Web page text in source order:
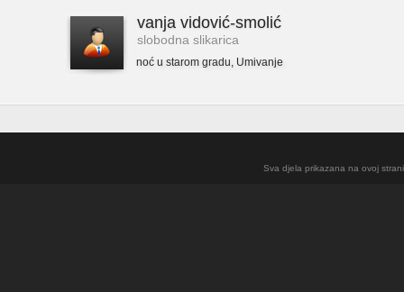
vanja vidović-smolić
slobodna slikarica
noć u starom gradu, Umivanje
Sva djela prikazana na ovoj